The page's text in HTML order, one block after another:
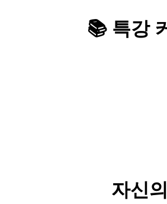
📚 특강
자신